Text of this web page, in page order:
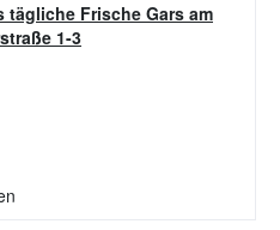
tägliche Frische Gars am
1-3